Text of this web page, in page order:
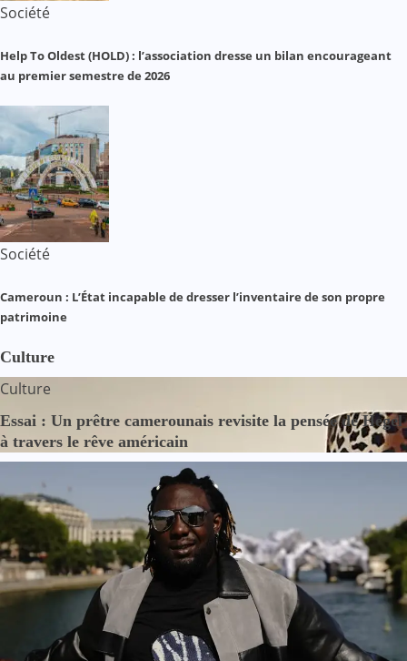
Société
Help To Oldest (HOLD) : l’association dresse un bilan encourageant
au premier semestre de 2026
Société
Cameroun : L’État incapable de dresser l’inventaire de son propre
patrimoine
Culture
Culture
Essai : Un prêtre camerounais revisite la pensée de Hegel
à travers le rêve américain